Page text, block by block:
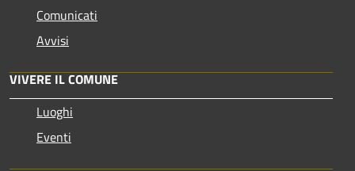
Comunicati
Avvisi
VIVERE IL COMUNE
Luoghi
Eventi